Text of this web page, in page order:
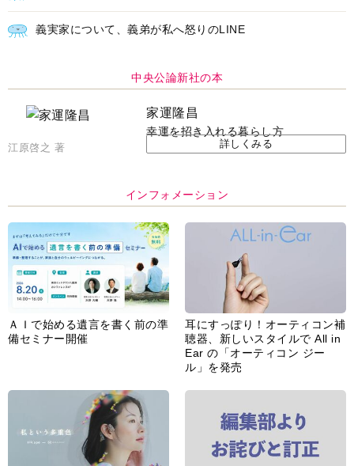
義実家について、義弟が私へ怒りのLINE
中央公論新社の本
家運隆昌
幸運を招き入れる暮らし方
江原啓之 著 詳しくみる
インフォメーション
ＡＩで始める遺言を書く前の準
備セミナー開催
耳にすっぽり！オーティコン補
聴器、新しいスタイルで All in
Ear の「オーティコン ジー
ル」を発売